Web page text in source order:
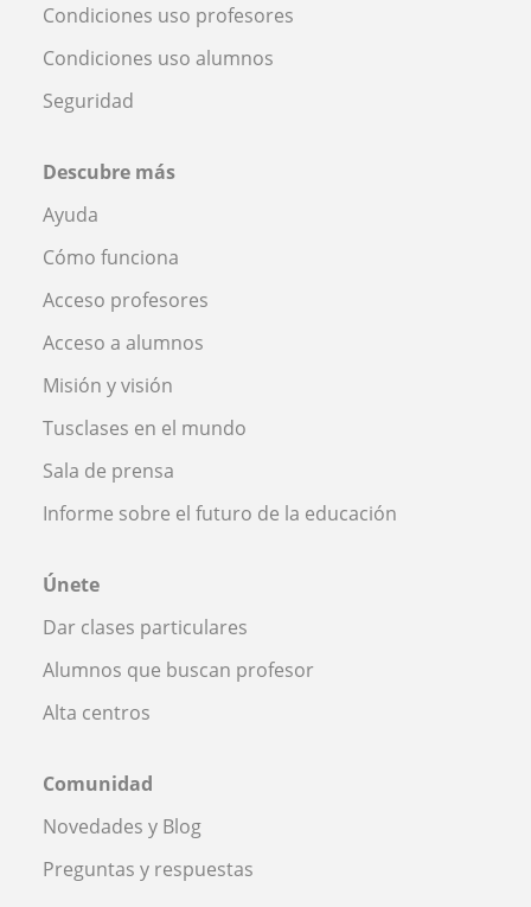
Condiciones uso profesores
Condiciones uso alumnos
Seguridad
Descubre más
Ayuda
Cómo funciona
Acceso profesores
Acceso a alumnos
Misión y visión
Tusclases en el mundo
Sala de prensa
Informe sobre el futuro de la educación
Únete
Dar clases particulares
Alumnos que buscan profesor
Alta centros
Comunidad
Novedades y Blog
Preguntas y respuestas